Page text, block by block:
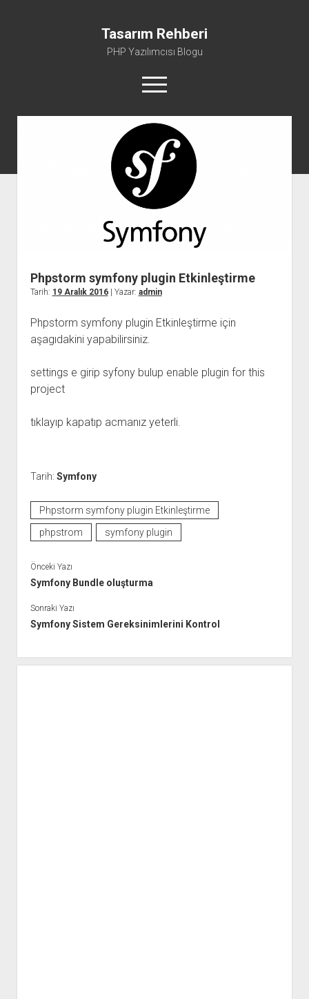
Tasarım Rehberi
PHP Yazılımcısı Blogu
menüyü
aç
Gizlilik Politikası
Hakkımda
Phpstorm symfony plugin Etkinleştirme
Tarih: 19 Aralık 2016| Yazar: admin
Phpstorm symfony plugin Etkinleştirme için
aşagıdakini yapabilirsiniz.
settings e girip syfony bulup enable plugin for this
project
tıklayıp kapatıp acmanız yeterli.
Tarih: Symfony
Phpstorm symfony plugin Etkinleştirme
phpstrom
symfony plugin
Önceki Yazı
Symfony Bundle oluşturma
Sonraki Yazı
Symfony Sistem Gereksinimlerini Kontrol